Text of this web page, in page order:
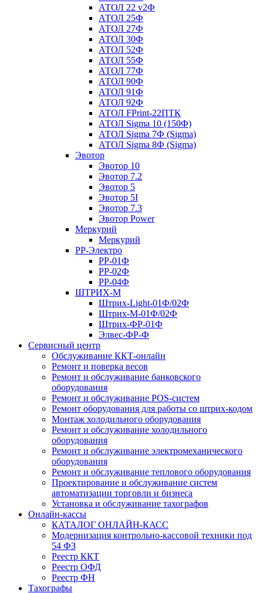
АТОЛ 22 v2Ф
АТОЛ 25Ф
АТОЛ 27Ф
АТОЛ 30Ф
АТОЛ 52Ф
АТОЛ 55Ф
АТОЛ 77Ф
АТОЛ 90Ф
АТОЛ 91Ф
АТОЛ 92Ф
АТОЛ FPrint-22ПТК
АТОЛ Sigma 10 (150Ф)
АТОЛ Sigma 7Ф (Sigma)
АТОЛ Sigma 8Ф (Sigma)
Эвотор
Эвотор 10
Эвотор 7.2
Эвотор 5
Эвотор 5I
Эвотор 7.3
Эвотор Power
Меркурий
Меркурий
РР-Электро
РР-01Ф
РР-02Ф
РР-04Ф
ШТРИХ-М
Штрих-Light-01Ф/02Ф
Штрих-М-01Ф/02Ф
Штрих-ФР-01Ф
Элвес-ФР-Ф
Сервисный центр
Обслуживание ККТ-онлайн
Ремонт и поверка весов
Ремонт и обслуживание банковского
оборудования
Ремонт и обслуживание POS-систем
Ремонт оборудования для работы со штрих-кодом
Монтаж холодильного оборудования
Ремонт и обслуживание холодильного
оборудования
Ремонт и обслуживание электромеханического
оборудования
Ремонт и обслуживание теплового оборудования
Проектирование и обслуживание систем
автоматизации торговли и бизнеса
Установка и обслуживание тахографов
Онлайн-кассы
КАТАЛОГ ОНЛАЙН-КАСС
Модернизация контрольно-кассовой техники под
54 ФЗ
Реестр ККТ
Реестр ОФД
Реестр ФН
Тахографы